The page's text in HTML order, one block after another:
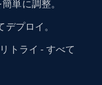
単に調整。
プロイ。
トライ - すべて